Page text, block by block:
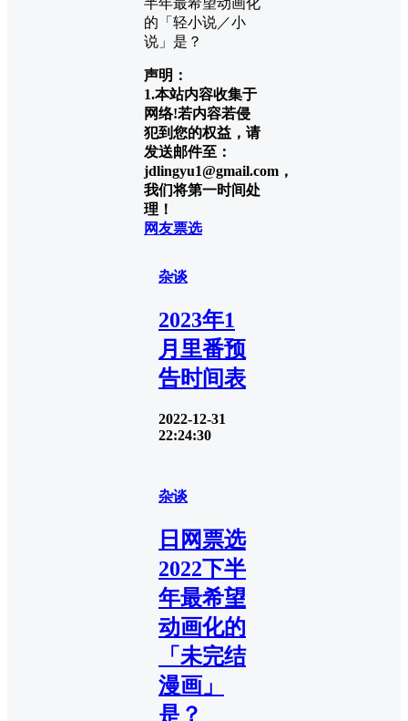
声明：
1.本站内容收集于
网络!若内容若侵
犯到您的权益，请
发送邮件至：
jdlingyu1@gmail.com，
我们将第一时间处
理！
网友票选
杂谈
2023年1
月里番预
告时间表
2022-12-31
22:24:30
杂谈
日网票选
2022下半
年最希望
动画化的
「未完结
漫画」
是？